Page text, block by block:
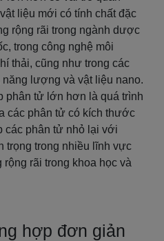
liệu mới có tính chất đặc
rộng rãi trong ngành dược
trong công nghệ môi
thải, cũng như trong các
lượng và vật liệu nano.
phân tử lớn hơn là quá trình
các phân tử có kích thước
các phân tử nhỏ lại với
trọng trong nhiều lĩnh vực
rãi trong khoa học và
hợp đơn giản